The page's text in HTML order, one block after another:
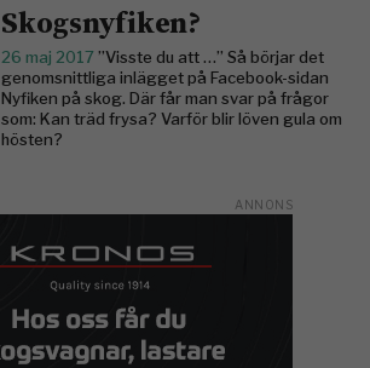
Skogsnyfiken?
26 maj 2017 ”Visste du att …” Så börjar det
genomsnittliga inlägget på Facebook-sidan
Nyfiken på skog. Där får man svar på frågor
som: Kan träd frysa? Varför blir löven gula om
hösten?